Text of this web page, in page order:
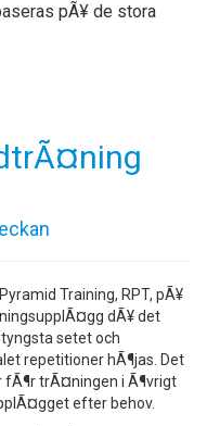
pÃ¥ de stora
Training, RPT, pÃ¥
dÃ¥ det
setet och
repetitioner hÃ¶jas. Det
fÃ¶r trÃ¤ningen i Ã¶vrigt
efter behov.